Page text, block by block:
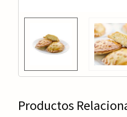
Productos